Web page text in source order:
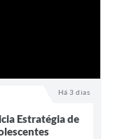
Há 3 dias
Estratégia de